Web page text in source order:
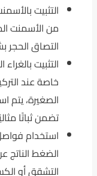
التثبيت
من الأسمنت
التصاق
التثبيت
خاصة عند
الصغيرة، يتم
تضمن ثباتًا
استخدام
الضغط الناتج
التشقق أو